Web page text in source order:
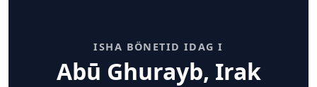
ISHA BÖNETID IDAG I
Abū Ghurayb, Irak